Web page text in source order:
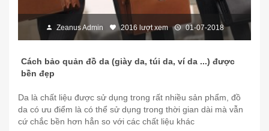
Zeanus Admin 2016 lượt xem 01-07-2018
Cách bảo quản đồ da (giày da, túi da, ví da ...) được
bền đẹp
Da là chất liệu được sử dụng trong rất nhiều sản phẩm, đồ
da có ưu điểm là có thể sử dụng trong thời gian dài mà vẫn
cứ chắc bền hơn hẳn so với các chất liệu khác